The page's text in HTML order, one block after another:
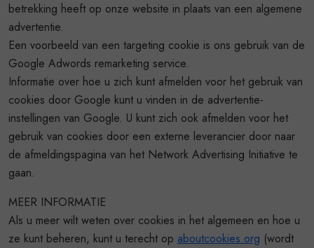
betrekking heeft op onze website in plaats van een algemene
advertentie.
Een voorbeeld van een targeting cookie is ons gebruik van de
Google Adwords remarketing service.
Informatie over hoe u zich kunt afmelden voor het gebruik van
cookies door Google kunt u vinden in de advertentie-
instellingen van Google. U kunt zich ook afmelden voor het
gebruik van cookies door een externe leverancier door naar
de afmeldingspagina van het Network Advertising Initiative te
gaan.
MEER INFORMATIE
Als u meer wilt weten over cookies in het algemeen en hoe u
ze kunt beheren, kunt u terecht op aboutcookies.org (wordt